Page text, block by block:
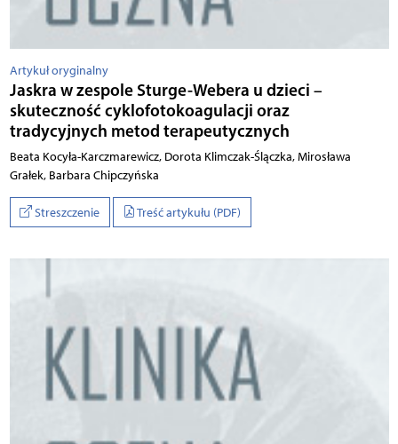
Artykuł oryginalny
Jaskra w zespole Sturge-Webera u dzieci –
skuteczność cyklofotokoagulacji oraz
tradycyjnych metod terapeutycznych
Beata Kocyła-Karczmarewicz, Dorota Klimczak-Ślączka, Mirosława
Grałek, Barbara Chipczyńska
Streszczenie Treść artykułu (PDF)